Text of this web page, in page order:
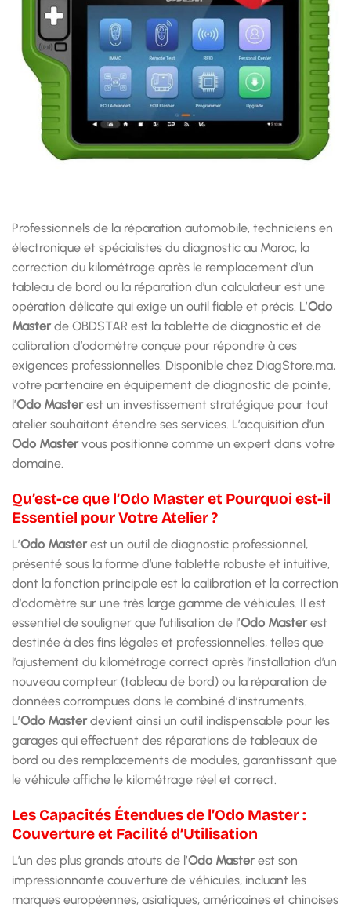
Professionnels de la réparation automobile, techniciens en
électronique et spécialistes du diagnostic au Maroc, la
correction du kilométrage après le remplacement d’un
tableau de bord ou la réparation d’un calculateur est une
opération délicate qui exige un outil fiable et précis. L’Odo
Masterde OBDSTAR est la tablette de diagnostic et de
calibration d’odomètre conçue pour répondre à ces
exigences professionnelles. Disponible chez DiagStore.ma,
votre partenaire en équipement de diagnostic de pointe,
l’Odo Masterest un investissement stratégique pour tout
atelier souhaitant étendre ses services. L’acquisition d’un
Odo Mastervous positionne comme un expert dans votre
domaine.
Qu’est-ce que l’Odo Master et Pourquoi est-il
Essentiel pour Votre Atelier ?
L’Odo Masterest un outil de diagnostic professionnel,
présenté sous la forme d’une tablette robuste et intuitive,
dont la fonction principale est la calibration et la correction
d’odomètre sur une très large gamme de véhicules. Il est
essentiel de souligner que l’utilisation de l’Odo Masterest
destinée à des fins légales et professionnelles, telles que
l’ajustement du kilométrage correct après l’installation d’un
nouveau compteur (tableau de bord) ou la réparation de
données corrompues dans le combiné d’instruments.
L’Odo Masterdevient ainsi un outil indispensable pour les
garages qui effectuent des réparations de tableaux de
bord ou des remplacements de modules, garantissant que
le véhicule affiche le kilométrage réel et correct.
Les Capacités Étendues de l’Odo Master :
Couverture et Facilité d’Utilisation
L’un des plus grands atouts de l’Odo Masterest son
impressionnante couverture de véhicules, incluant les
marques européennes, asiatiques, américaines et chinoises